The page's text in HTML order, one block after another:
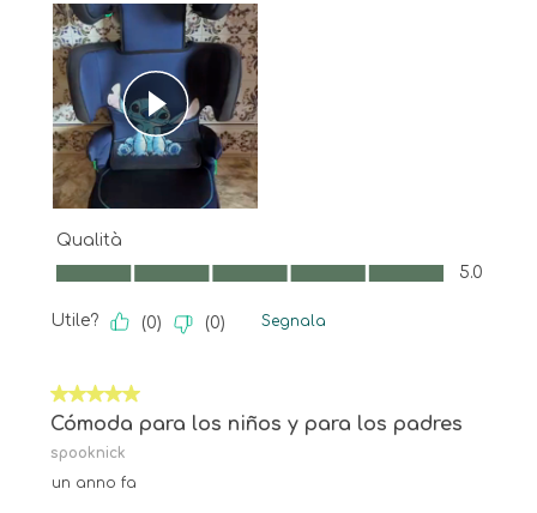
Qualità
Qualità, 5.0 su 5
5.0
Utile? (0) (0) Segnala
5 su 5 stelle.
Cómoda para los niños y para los padres
spooknick
un anno fa